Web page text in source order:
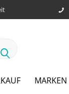
MARKEN